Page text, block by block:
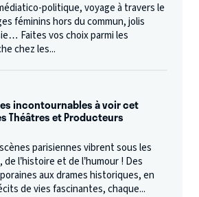
politique, voyage à travers le
féminins hors du commun, jolis
Faites vos choix parmi les
chez les...
incontournables à voir cet
Théâtres et Producteurs
parisiennes vibrent sous les
l’histoire et de l’humour ! Des
aux drames historiques, en
de vies fascinantes, chaque...